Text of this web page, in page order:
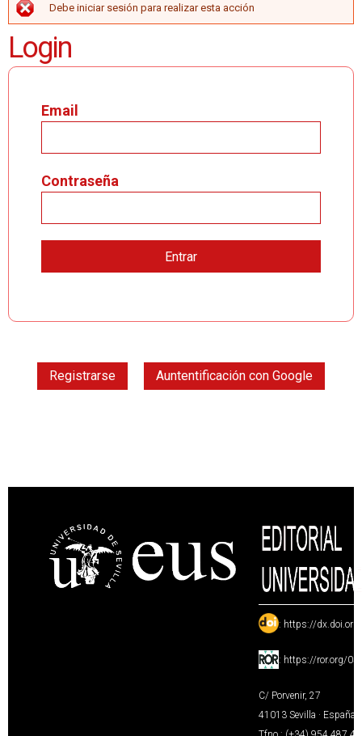
MENSAJE DE ERROR
Debe iniciar sesión para realizar esta acción
Login
Email
Contraseña
Registrarse Auntentificación con Google
: https://
: https://ror.org/
C/ Porvenir, 27
41013 Sevilla · España